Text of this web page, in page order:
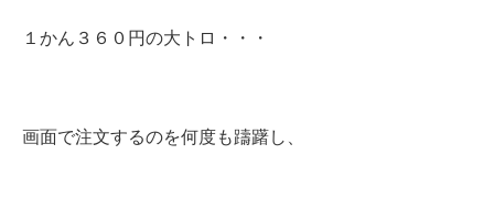
１かん３６０円の大トロ・・・
画面で注文するのを何度も躊躇し、